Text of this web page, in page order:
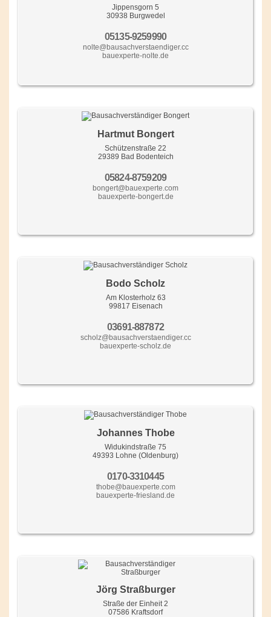
Jippensgorn 5
30938 Burgwedel
05135-9259990
nolte@bausachverstaendiger.cc
bauexperte-nolte.de
Hartmut Bongert
Schützenstraße 22
29389 Bad Bodenteich
05824-8759209
bongert@bauexperte.com
bauexperte-bongert.de
Bodo Scholz
Am Klosterholz 63
99817 Eisenach
03691-887872
scholz@bausachverstaendiger.cc
bauexperte-scholz.de
Johannes Thobe
Widukindstraße 75
49393 Lohne (Oldenburg)
0170-3310445
thobe@bauexperte.com
bauexperte-friesland.de
Jörg Straßburger
Straße der Einheit 2
07586 Kraftsdorf